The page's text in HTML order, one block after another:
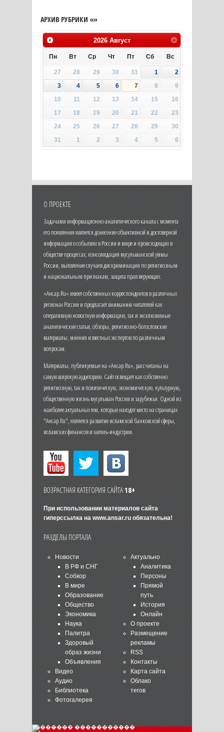
АРХИВ РУБРИКИ «»
2026 Август
Пн Вт Ср Чт Пт Сб Вс
27 28 29 30 31 1
2
3
4 5 6 7 8
9
10
11 12 13 14 15
16
17
18 19 20 21 22
23
24
25 26 27 28 29
30
31
1 2 3 4 5 6
О ПРОЕКТЕ
Задачами информационно-аналитического канала с момента
его появления является донесение объективной и достоверной
информации о событиях в России и мире и происходящих в
обществе процессах, консолидация мусульманской уммы
России, выявление случаев дискриминации по религиозным
и национальным признакам, защита прав верующих.
«Ансар.Ru» имеет собственных корреспондентов в различных
регионах России и предлагает вниманию читателей как
оперативную новостную информацию, так и эксклюзивные
аналитические статьи, обзоры, религиозно-богословские
материалы, мнения известных экспертов по различным
вопросам.
Материалы, публикуемые на «Ансар.Ru», рассчитаны на
самую широкую аудиторию. Сайт освещает как собственно
религиозную, так и политическую, экономическую, культурную,
общественную жизнь мусульман России и зарубежья. Одной из
наиболее актуальных тем, которые находят место на страницах
"Ансар.Ru", является развитие исламской банковской сферы,
исламских финансов и халяль-индустрии.
ВОЗРАСТНАЯ КАТЕГОРИЯ САЙТА18+
При использовании материалов сайта
гиперссылка на www.ansar.ruобязательна!
РАЗДЕЛЫ ПОРТАЛА
Новости
В РФ и СНГ
Собкор
В мире
Образование
Общество
Экономика
Наука
Палитра
Здоровый
образ жизни
Объявления
Видео
Аудио
Библиотека
Фотогалерея
Актуально
Аналитика
Персоны
Прямой
путь
История
Онлайн
О проекте
Размещение
рекламы
RSS
Контакты
Карта сайта
Облако
тегов